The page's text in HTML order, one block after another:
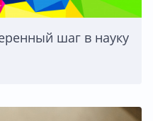
шаг в науку